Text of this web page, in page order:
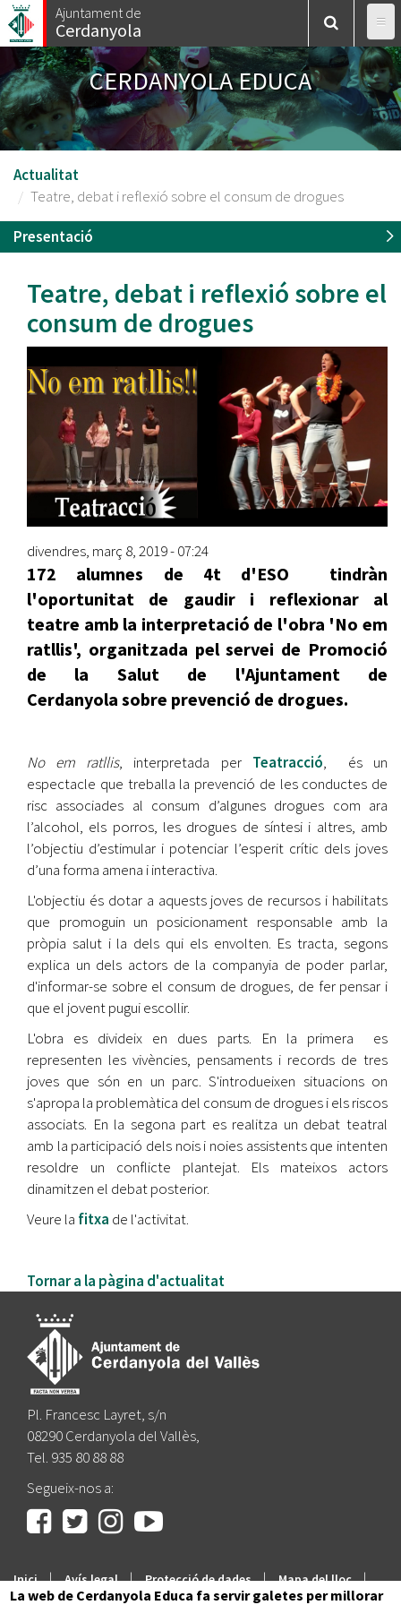
Vés
al
contingut
Ajuntament de
Cerdanyola
CERDANYOLA EDUCA
Actualitat
Teatre, debat i reflexió sobre el consum de drogues
Presentació
Teatre, debat i reflexió sobre el
consum de drogues
divendres, març 8, 2019 - 07:24
172 alumnes de 4t d'ESO tindràn
l'oportunitat de gaudir i reflexionar al
teatre amb la interpretació de l'obra 'No em
ratllis', organitzada pel servei de Promoció
de la Salut de l'Ajuntament de
Cerdanyola sobre prevenció de drogues.
No em ratllis, interpretada per Teatracció, és un
espectacle que treballa la prevenció de les conductes de
risc associades al consum d’algunes drogues com ara
l’alcohol, els porros, les drogues de síntesi i altres, amb
l’objectiu d’estimular i potenciar l’esperit crític dels joves
d’una forma amena i interactiva.
L'objectiu és dotar a aquests joves de recursos i habilitats
que promoguin un posicionament responsable amb la
pròpia salut i la dels qui els envolten. Es tracta, segons
explica un dels actors de la companyia de poder parlar,
d'informar-se sobre el consum de drogues, de fer pensar i
que el jovent pugui escollir.
L'obra es divideix en dues parts. En la primera es
representen les vivències, pensaments i records de tres
joves que són en un parc. S'introdueixen situacions on
s'apropa la problemàtica del consum de drogues i els riscos
associats. En la segona part es realitza un debat teatral
amb la participació dels nois i noies assistents que intenten
resoldre un conflicte plantejat. Els mateixos actors
dinamitzen el debat posterior.
Veure la fitxa de l'activitat.
Tornar a la pàgina d'actualitat
Pl. Francesc Layret, s/n
08290 Cerdanyola del Vallès,
Tel. 935 80 88 88
Segueix-nos a:
Inici | Avís legal | Protecció de dades | Mapa del lloc |
Accessibilitat
La web de Cerdanyola Educa fa servir galetes per millorar